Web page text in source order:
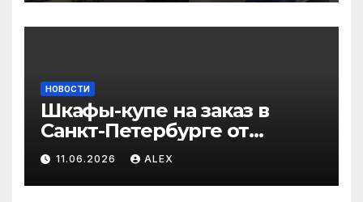
НОВОСТИ
Шкафы-купе на заказ в
Санкт-Петербурге от
производителя по
доступным ценам
11.06.2026 ALEX